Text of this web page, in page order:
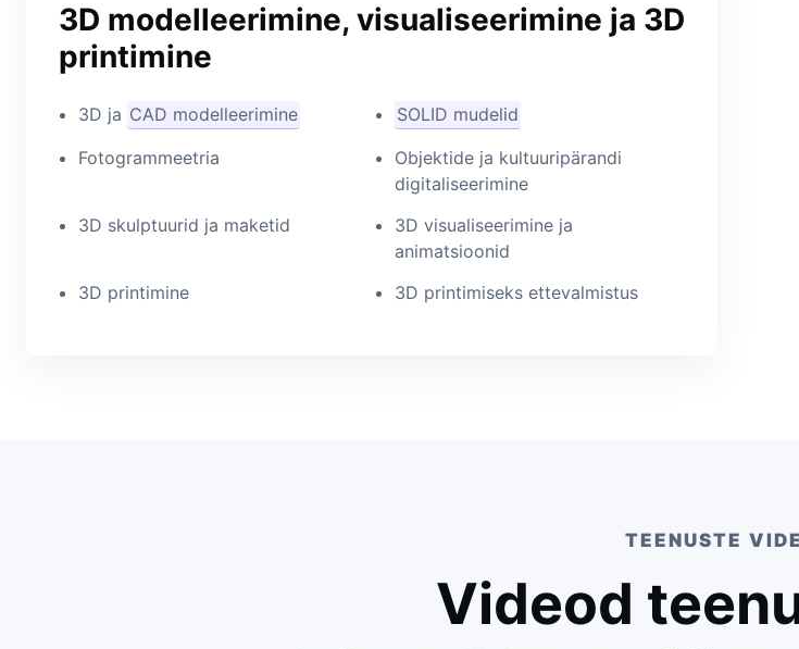
3D modelleerimine, visualiseerimine ja 3D
printimine
3D ja CAD modelleerimine
SOLID mudelid
Fotogrammeetria
Objektide ja kultuuripärandi
digitaliseerimine
3D skulptuurid ja maketid
3D visualiseerimine ja
animatsioonid
3D printimine
3D printimiseks ettevalmistus
TEENUSTE
Videod